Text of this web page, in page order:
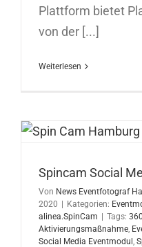
Plattform bietet
von der [...]
Weiterlesen
Spincam Social
Von News Eventfotograf
2020
Kategorien:
alinea.SpinCam
Tags:
Aktivierungsmaßnahme,
Social Media Eventmodul ,